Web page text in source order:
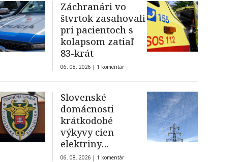
Záchranári vo
štvrtok zasahovali
pri pacientoch s
kolapsom zatiaľ
83-krát
06. 08. 2026 | 1 komentár
Slovenské
domácnosti
krátkodobé
výkyvy cien
elektriny
spôsobené teplom
06. 08. 2026 | 1 komentár